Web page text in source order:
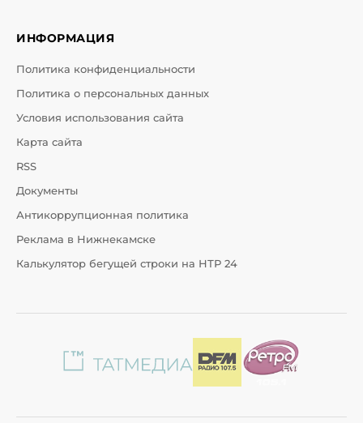
ИНФОРМАЦИЯ
Политика конфиденциальности
Политика о персональных данных
Условия использования сайта
Карта сайта
RSS
Документы
Антикоррупционная политика
Реклама в Нижнекамске
Калькулятор бегущей строки на НТР 24